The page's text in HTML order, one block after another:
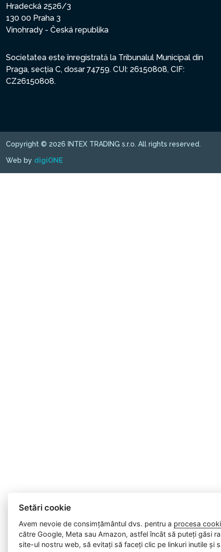
Hradecká 2526/3
130 00 Praha 3
Vinohrady - Česká republika
Societatea este înregistrată la Tribunalul Municipal din
Praga, secția C, dosar 74759. CUI: 26150808, CIF:
CZ26150808.
Copyright © 2026 INTEX TRADING s.r.o. All rights reserved.
Web by digiONE
Setări cookie
Avem nevoie de consimțământul dvs. pentru a procesa
către Google, Meta sau Amazon, astfel încât să puteți găsi
site-ul nostru web, să evitați să faceți clic pe linkuri inutile și